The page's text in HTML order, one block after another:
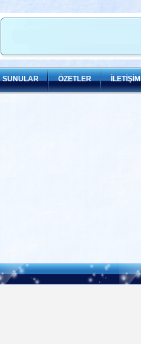
SUNULAR ÖZETLER İLETİŞİM